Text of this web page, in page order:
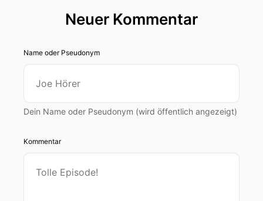
Neuer Kommentar
Name oder Pseudonym
Dein Name oder Pseudonym (wird öffentlich angezeigt)
Kommentar